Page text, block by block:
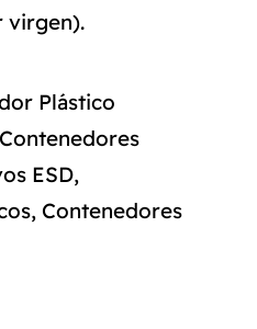
virgen).
Plástico
Contenedores
ESD,
, Contenedores